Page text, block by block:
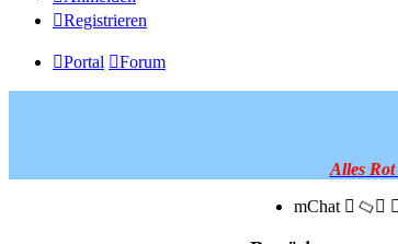
Registrieren
Portal Forum
Alles Rot
mChat